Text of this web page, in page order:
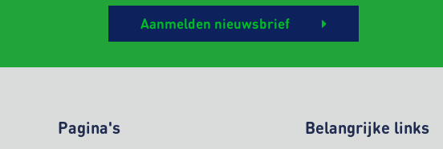
Aanmelden nieuwsbrief
Pagina's Belangrijke links